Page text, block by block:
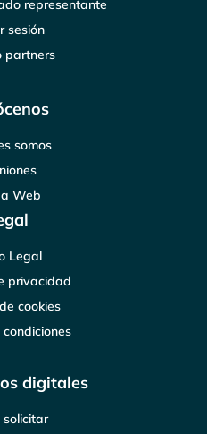
representante
sesión
partners
somos
Web
Legal
privacidad
cookies
digitales
solicitar